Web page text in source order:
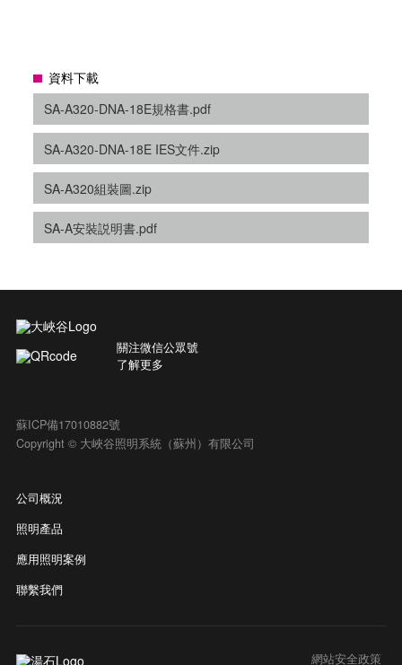
資料下載
SA-A320-DNA-18E規格書.pdf
SA-A320-DNA-18E IES文件.zip
SA-A320組裝圖.zip
SA-A安裝説明書.pdf
關注微信公眾號
了解更多
蘇ICP備17010882號
Copyright © 大峽谷照明系統（蘇州）有限公司
公司概況
照明產品
應用照明案例
聯繫我們
網站安全政策